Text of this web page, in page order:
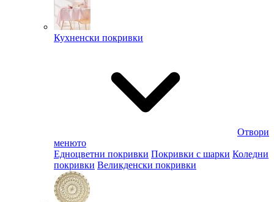
Кухненски покривки
Отвори
менюто
Едноцветни покривки Покривки с шарки Коледни
покривки Великденски покривки